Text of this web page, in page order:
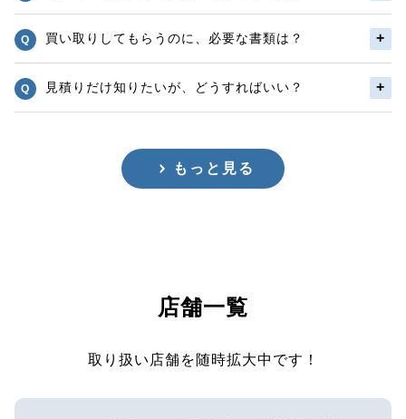
買い取りしてもらうのに、必要な書類は？
見積りだけ知りたいが、どうすればいい？
もっと見る
店舗一覧
取り扱い店舗を随時拡大中です！